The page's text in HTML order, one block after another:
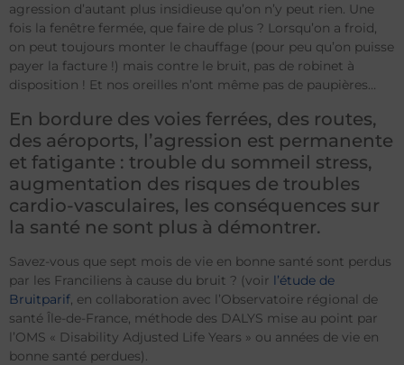
agression d’autant plus insidieuse qu’on n’y peut rien. Une
fois la fenêtre fermée, que faire de plus ? Lorsqu’on a froid,
on peut toujours monter le chauffage (pour peu qu’on puisse
payer la facture !) mais contre le bruit, pas de robinet à
disposition ! Et nos oreilles n’ont même pas de paupières…
En bordure des voies ferrées, des routes,
des aéroports, l’agression est permanente
et fatigante : trouble du sommeil stress,
augmentation des risques de troubles
cardio-vasculaires, les conséquences sur
la santé ne sont plus à démontrer.
Savez-vous que sept mois de vie en bonne santé sont perdus
par les Franciliens à cause du bruit ? (voir l’étude de
Bruitparif, en collaboration avec l’Observatoire régional de
santé Île-de-France, méthode des DALYS mise au point par
l’OMS « Disability Adjusted Life Years » ou années de vie en
bonne santé perdues).